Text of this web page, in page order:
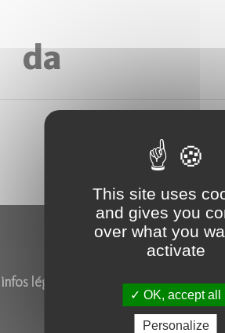
da
infos légales contacts marchés et
la vie du fracles ami.e.s
This site uses
and gives you
over what you
activate
OK, accept all
Personalize